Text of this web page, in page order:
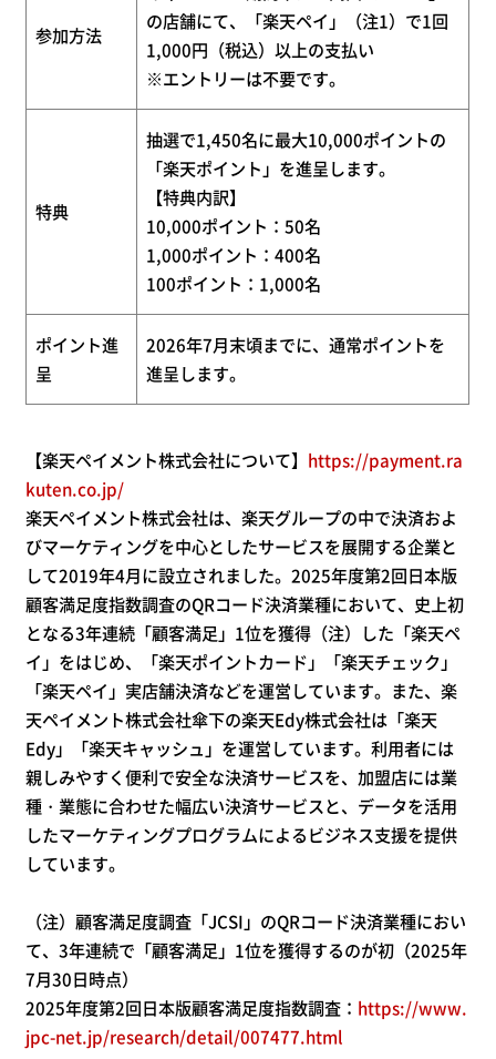
参加方法
の店舗にて、「楽天ペイ」（注1）で1回
1,000円（税込）以上の支払い
※エントリーは不要です。
特典
抽選で1,450名に最大10,000ポイントの
「楽天ポイント」を進呈します。
【特典内訳】
10,000ポイント：50名
1,000ポイント：400名
100ポイント：1,000名
ポイント進
呈
2026年7月末頃までに、通常ポイントを
進呈します。
【楽天ペイメント株式会社について】 https://payment.ra
kuten.co.jp/
楽天ペイメント株式会社は、楽天グループの中で決済およ
びマーケティングを中心としたサービスを展開する企業と
して2019年4月に設立されました。2025年度第2回日本版
顧客満足度指数調査のQRコード決済業種において、史上初
となる3年連続「顧客満足」1位を獲得（注）した「楽天ペ
イ」をはじめ、「楽天ポイントカード」「楽天チェック」
「楽天ペイ」実店舗決済などを運営しています。また、楽
天ペイメント株式会社傘下の楽天Edy株式会社は「楽天
Edy」「楽天キャッシュ」を運営しています。利用者には
親しみやすく便利で安全な決済サービスを、加盟店には業
種・業態に合わせた幅広い決済サービスと、データを活用
したマーケティングプログラムによるビジネス支援を提供
しています。
（注）顧客満足度調査「JCSI」のQRコード決済業種におい
て、3年連続で「顧客満足」1位を獲得するのが初（2025年
7月30日時点）
2025年度第2回日本版顧客満足度指数調査： https://www.
jpc-net.jp/research/detail/007477.html